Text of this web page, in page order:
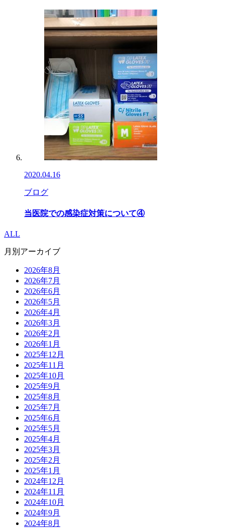
2020.04.16
ブログ
当医院での感染症対策について④
ALL
月別アーカイブ
2026年8月
2026年7月
2026年6月
2026年5月
2026年4月
2026年3月
2026年2月
2026年1月
2025年12月
2025年11月
2025年10月
2025年9月
2025年8月
2025年7月
2025年6月
2025年5月
2025年4月
2025年3月
2025年2月
2025年1月
2024年12月
2024年11月
2024年10月
2024年9月
2024年8月